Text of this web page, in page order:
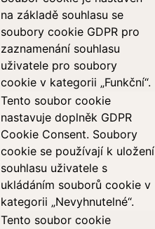
na základě souhlasu se
soubory cookie GDPR pro
zaznamenání souhlasu
uživatele pro soubory
cookie v kategorii „Funkční“.
Tento soubor cookie
nastavuje doplněk GDPR
Cookie Consent. Soubory
cookie se používají k uložení
souhlasu uživatele s
ukládáním souborů cookie v
kategorii „Nevyhnutelné“.
Tento soubor cookie